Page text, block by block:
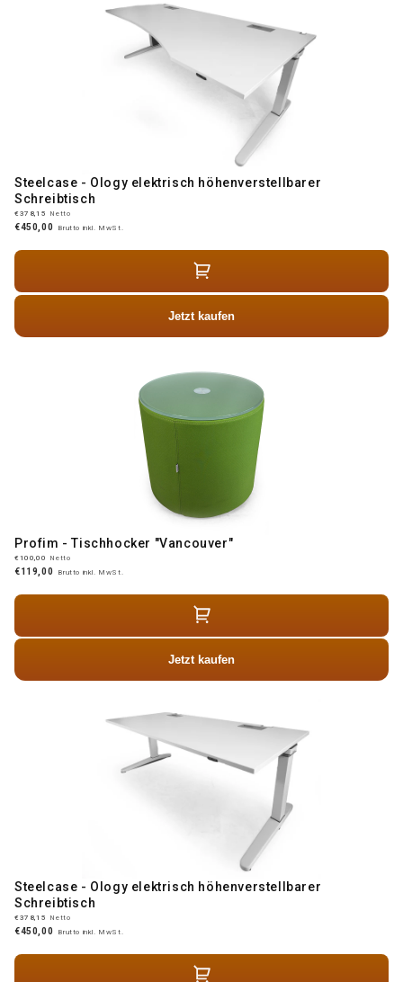
Steelcase - Ology elektrisch höhenverstellbarer
Schreibtisch
€378,15 Netto
€450,00 Brutto inkl. MwSt.
Jetzt kaufen
Profim - Tischhocker "Vancouver"
€100,00 Netto
€119,00 Brutto inkl. MwSt.
Jetzt kaufen
Steelcase - Ology elektrisch höhenverstellbarer
Schreibtisch
€378,15 Netto
€450,00 Brutto inkl. MwSt.